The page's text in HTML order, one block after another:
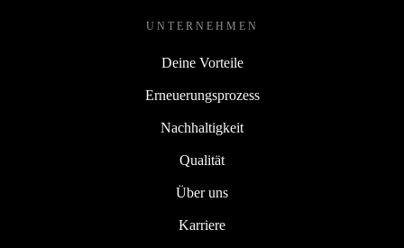
UNTERNEHMEN
Deine Vorteile
Erneuerungsprozess
Nachhaltigkeit
Qualität
Über uns
Karriere